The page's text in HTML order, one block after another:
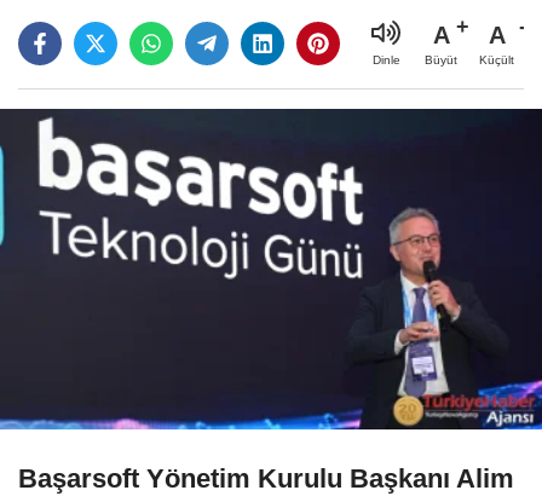
Dinle
A
Büyüt
A
Küçült
Başarsoft Yönetim Kurulu Başkanı Alim